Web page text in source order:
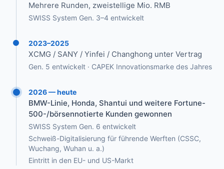
Mehrere Runden, zweistellige Mio. RMB
SWISS System Gen. 3–4 entwickelt
2023–2025
XCMG / SANY / Yinfei / Changhong unter Vertrag
Gen. 5 entwickelt · CAPEK Innovationsmarke des Jahres
2026 — heute
BMW-Linie, Honda, Shantui und weitere Fortune-
500-/börsennotierte Kunden gewonnen
SWISS System Gen. 6 entwickelt
Schweiß-Digitalisierung für führende Werften (CSSC,
Wuchang, Wuhan u. a.)
Eintritt in den EU- und US-Markt